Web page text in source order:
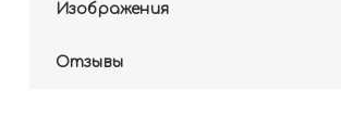
Изображения
Отзывы